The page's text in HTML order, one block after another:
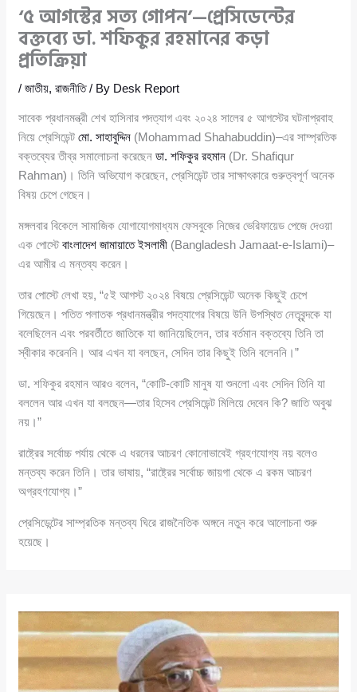
‘৫ আগস্টের সত্য গোপন’—প্রেসিডেন্টের
বক্তব্যে ডা. শফিকুর রহমানের কড়া
প্রতিক্রিয়া
/জাতীয়,রাজনীতি/ By Desk Report
সাবেক প্রধানমন্ত্রী শেখ হাসিনার পদত্যাগ এবং ২০২৪ সালের ৫ আগস্টের ঘটনাপ্রবাহ
নিয়ে প্রেসিডেন্টমো. সাহাবুদ্দিন (Mohammad Shahabuddin)–এর সাম্প্রতিক
বক্তব্যের তীব্র সমালোচনা করেছেনডা. শফিকুর রহমান (Dr. Shafiqur
Rahman)। তিনি অভিযোগ করেছেন, প্রেসিডেন্ট তার সাক্ষাৎকারে গুরুত্বপূর্ণ অনেক
বিষয় চেপে গেছেন।
মঙ্গলবার বিকেলে সামাজিক যোগাযোগমাধ্যম ফেসবুকে নিজের ভেরিফায়েড পেজে দেওয়া
এক পোস্টেবাংলাদেশ জামায়াতে ইসলামী (Bangladesh Jamaat-e-Islami)–
এর আমীর এ মন্তব্য করেন।
তার পোস্টে লেখা হয়, “৫ই আগস্ট ২০২৪ বিষয়ে প্রেসিডেন্ট অনেক কিছুই চেপে
গিয়েছেন। পতিত পলাতক প্রধানমন্ত্রীর পদত্যাগের বিষয়ে উনি উপস্থিত নেতৃবৃন্দকে যা
বলেছিলেন এবং পরবর্তীতে জাতিকে যা জানিয়েছিলেন, তার বর্তমান বক্তব্যে তিনি তা
স্বীকার করেননি। আর এখন যা বলছেন, সেদিন তার কিছুই তিনি বলেননি।”
ডা. শফিকুর রহমান আরও বলেন, “কোটি-কোটি মানুষ যা শুনলো এবং সেদিন তিনি যা
বললেন আর এখন যা বলছেন—তার হিসেব প্রেসিডেন্ট মিলিয়ে দেবেন কি? জাতি অবুঝ
নয়।”
রাষ্ট্রের সর্বোচ্চ পর্যায় থেকে এ ধরনের আচরণ কোনোভাবেই গ্রহণযোগ্য নয় বলেও
মন্তব্য করেন তিনি। তার ভাষায়, “রাষ্ট্রের সর্বোচ্চ জায়গা থেকে এ রকম আচরণ
অগ্রহণযোগ্য।”
প্রেসিডেন্টের সাম্প্রতিক মন্তব্য ঘিরে রাজনৈতিক অঙ্গনে নতুন করে আলোচনা শুরু
হয়েছে।